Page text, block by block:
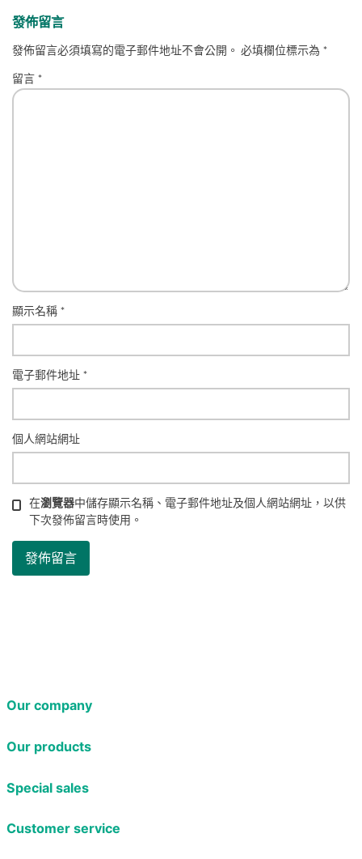
發佈留言
發佈留言必須填寫的電子郵件地址不會公開。 必填欄位標示為 *
留言 *
顯示名稱 *
電子郵件地址 *
個人網站網址
在瀏覽器中儲存顯示名稱、電子郵件地址及個人網站網址，以供
下次發佈留言時使用。
Our company
Our products
Special sales
Customer service